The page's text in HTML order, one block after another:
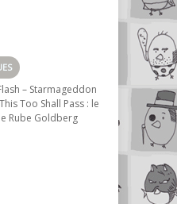
– Starmageddon
Too Shall Pass : le
Rube Goldberg